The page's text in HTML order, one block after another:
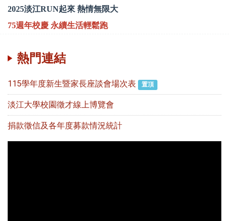
2025淡江RUN起來 熱情無限大
75週年校慶 永續生活輕鬆跑
熱門連結
115學年度新生暨家長座談會場次表 置頂
淡江大學校園徵才線上博覽會
捐款徵信及各年度募款情況統計